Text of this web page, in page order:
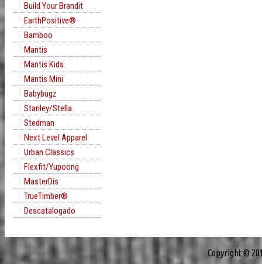
Build Your Brandit
EarthPositive®
Bamboo
Mantis
Mantis Kids
Mantis Mini
Babybugz
Stanley/Stella
Stedman
Next Level Apparel
Urban Classics
Flexfit/Yupoong
MasterDis
TrueTimber®
Descatalogado
Copyright ©